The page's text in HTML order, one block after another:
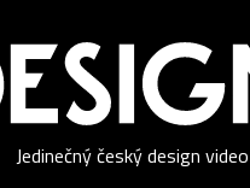
Jedinečný český design